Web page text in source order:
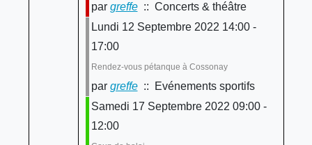
par greffe:: Concerts & théâtre
Lundi 12 Septembre 2022 14:00 -
17:00
Rendez-vous pétanque à Cossonay
par greffe:: Evénements sportifs
Samedi 17 Septembre 2022 09:00 -
12:00